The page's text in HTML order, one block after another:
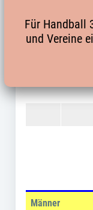
Datum
Männer
Für Handball
und Vereine